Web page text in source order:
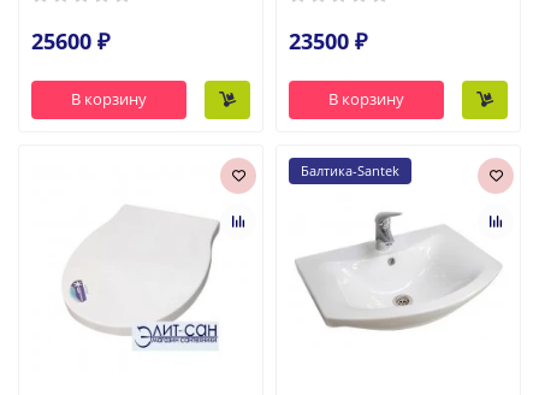
25600 ₽
В корзину
23500 ₽
В корзину
Балтика-Santek